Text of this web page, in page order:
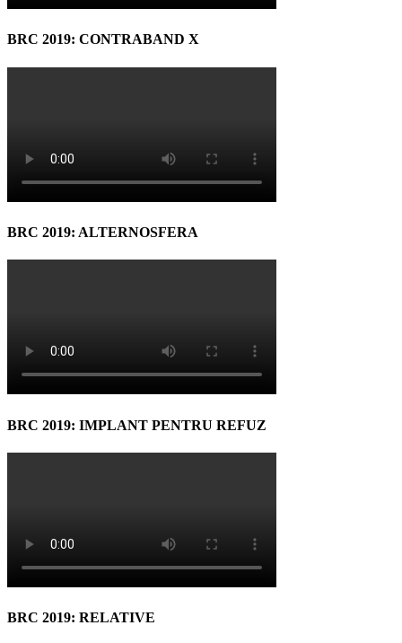
BRC 2019: CONTRABAND X
BRC 2019: ALTERNOSFERA
BRC 2019: IMPLANT PENTRU REFUZ
BRC 2019: RELATIVE